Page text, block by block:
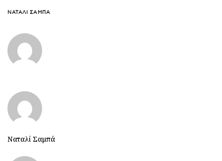
ΝΑΤΑΛΊ ΣΑΜΠΆ
Ναταλί Σαμπά